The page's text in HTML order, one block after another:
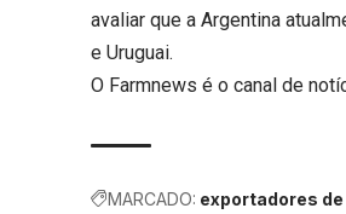
avaliar que a Argentina
e Uruguai.
O Farmnews é o canal de
MARCADO: exportadores